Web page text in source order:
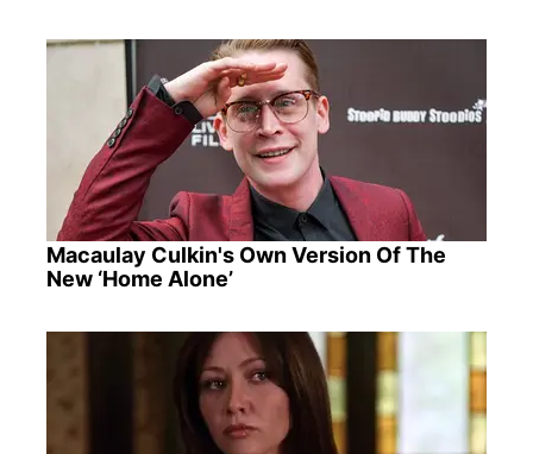
Macaulay Culkin's Own Version Of The
New ‘Home Alone’